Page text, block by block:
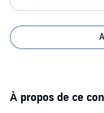
À propos de ce